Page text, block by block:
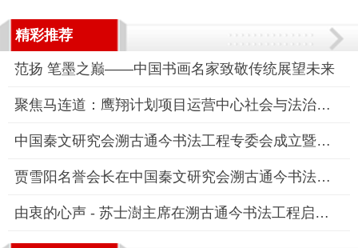
精彩推荐
范扬 笔墨之巅——中国书画名家致敬传统展望未来
聚焦马连道：鹰翔计划项目运营中心社会与法治融媒体中心副主任柳
中国秦文研究会溯古通今书法工程专委会成立暨工程启动仪式发布会
贾雪阳名誉会长在中国秦文研究会溯古通今书法工程专业委员会成立
由衷的心声 - 苏士澍主席在溯古通今书法工程启动仪式上的讲话